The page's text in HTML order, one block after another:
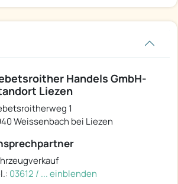
Handels GmbH-
Liezen
1
Weissenbach bei Liezen
03612 / ... einblenden